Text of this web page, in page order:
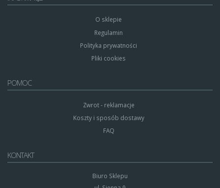
O sklepie
Regulamin
Polityka prywatności
Pliki cookies
POMOC
Zwrot - reklamacje
Koszty i sposób dostawy
FAQ
KONTAKT
Biuro Sklepu